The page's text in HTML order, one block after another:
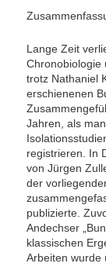
Lange Zeit
Chronobiologie
trotz Nathaniel
erschienenen
Jahren, als
registrieren. In
von Jürgen
der
publizierte.
Andechser
klassischen
Arbeiten wurde